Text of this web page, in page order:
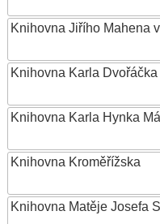
Knihovna Jiřího Mahena
Knihovna Karla Dvořáčka
Knihovna Karla Hynka
Knihovna Kroměřížska
Knihovna Matěje Josefa